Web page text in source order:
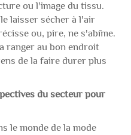
ou l'image du tissu.
laisser sécher à l'air
ou, pire, ne s'abîme.
ranger au bon endroit
de la faire durer plus
du secteur pour
le monde de la mode